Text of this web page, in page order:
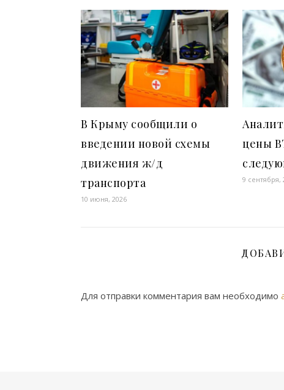
В Крыму сообщили о
введении новой схемы
движения ж/д
транспорта
10 июня, 2026
цены
9 сентября,
Для отправки комментария вам необходимо